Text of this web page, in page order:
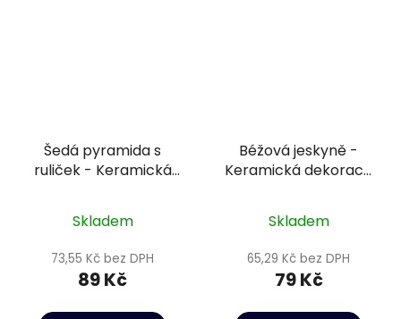
Šedá pyramida s
ruliček - Keramická
Skladem
73,55 Kč bez DPH
89 Kč
Béžová jeskyně -
Keramická dekorace
Skladem
65,29 Kč bez DPH
79 Kč